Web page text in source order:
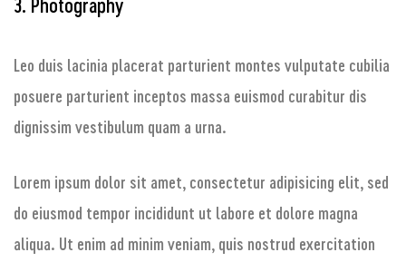
Leo duis lacinia placerat parturient montes vulputate cubilia
posuere parturient inceptos massa euismod curabitur dis
dignissim vestibulum quam a urna.
Lorem ipsum dolor sit amet, consectetur adipisicing elit, sed
do eiusmod tempor incididunt ut labore et dolore magna
aliqua. Ut enim ad minim veniam, quis nostrud exercitation